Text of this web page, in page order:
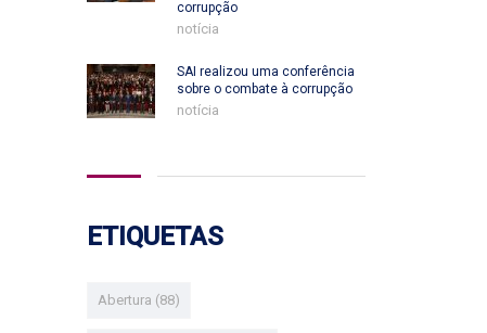
corrupção
notícia
SAI realizou uma conferência
sobre o combate à corrupção
notícia
ETIQUETAS
Abertura (88)